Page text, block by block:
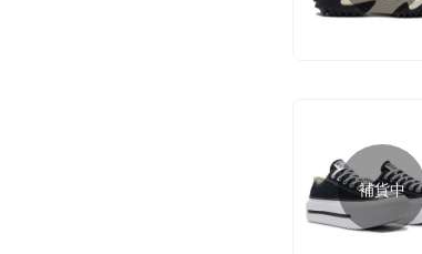
補貨中